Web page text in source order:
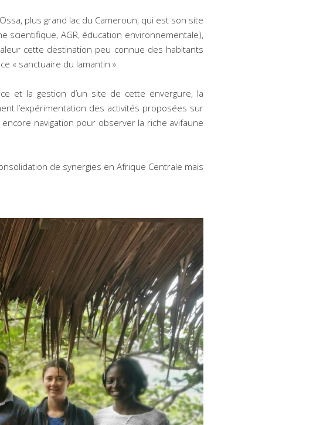
plus grand lac du Cameroun, qui est son site
scientifique, AGR, éducation environnementale),
cette destination peu connue des habitants
« sanctuaire du lamantin ».
et la gestion d’un site de cette envergure, la
l’expérimentation des activités proposées sur
navigation pour observer la riche avifaune
de synergies en Afrique Centrale mais